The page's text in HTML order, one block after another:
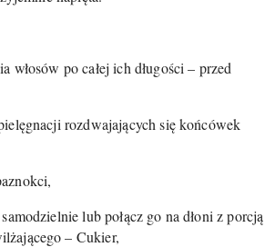
włosów po całej ich długości – przed
rozdwajających się końcówek
lub połącz go na dłoni z porcją
– Cukier,